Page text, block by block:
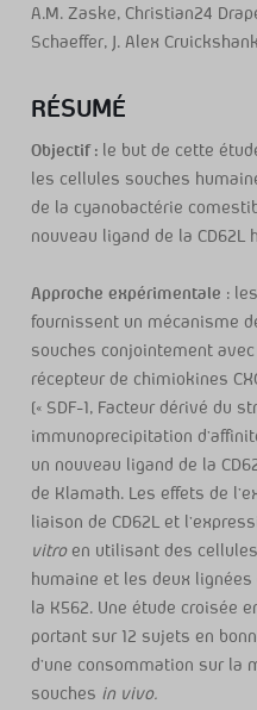
A.M. Zaske, Christian24
Schaeffer, J. Alex Cruickshank
RÉSUMÉ
Objectif : le but de cette
les cellules souches
de la cyanobactérie
nouveau ligand de la CD62L
Approche expérimentale :
fournissent un mécanisme
souches conjointement
récepteur de chimiokines
[« SDF-1, Facteur dérivé du
immunoprecipitation
un nouveau ligand de la
de Klamath. Les effets de
liaison de CD62L et
vitro en utilisant des
humaine et les deux
la K562. Une étude croisée
portant sur 12 sujets en
d’une consommation sur la
souches in vivo.